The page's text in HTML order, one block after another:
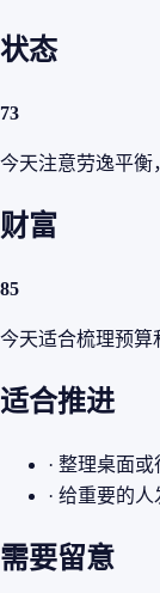
状态
73
今天注意劳逸平衡
财富
85
今天适合梳理预算
适合推进
· 整理桌面
· 给重要的
需要留意